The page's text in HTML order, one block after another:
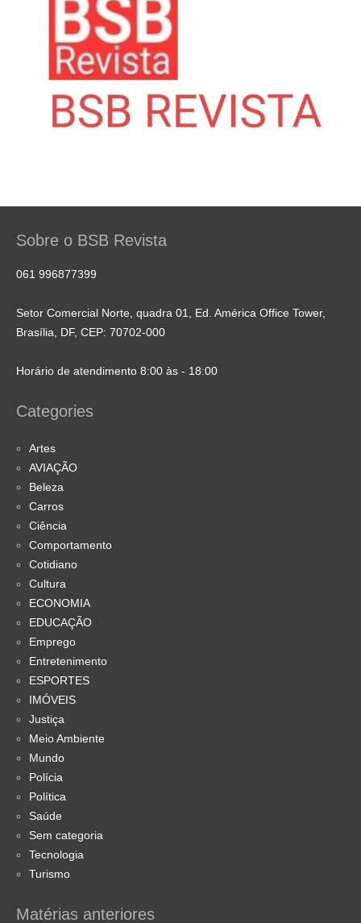
Sobre o BSB Revista
061 996877399
Setor Comercial Norte, quadra 01, Ed. América Office Tower,
Brasília, DF, CEP: 70702-000
Horário de atendimento 8:00 às - 18:00
Categories
Artes
AVIAÇÃO
Beleza
Carros
Ciência
Comportamento
Cotidiano
Cultura
ECONOMIA
EDUCAÇÃO
Emprego
Entretenimento
ESPORTES
IMÓVEIS
Justiça
Meio Ambiente
Mundo
Polícia
Política
Saúde
Sem categoria
Tecnologia
Turismo
Matérias anteriores